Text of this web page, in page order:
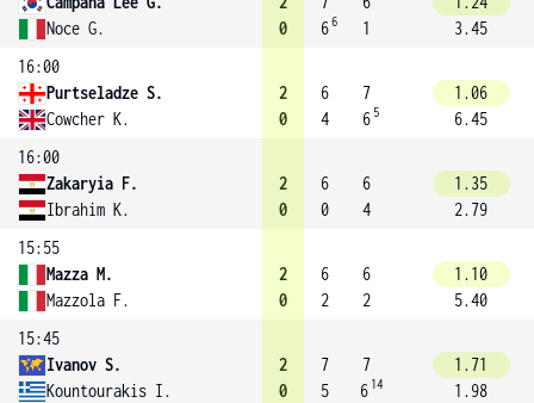
Noce G.
0
66
1
3.45
16:00
Purtseladze S.
Cowcher K.
2
0
6
4
7
6 5
1.06
6.45
16:00
Zakaryia F.
Ibrahim K.
2
0
6
0
6
4
1.35
2.79
15:55
Mazza M.
Mazzola F.
2
0
6
2
6
2
1.10
5.40
15:45
Ivanov S.
Kountourakis I.
2
0
7
5
7
6 14
1.71
1.98